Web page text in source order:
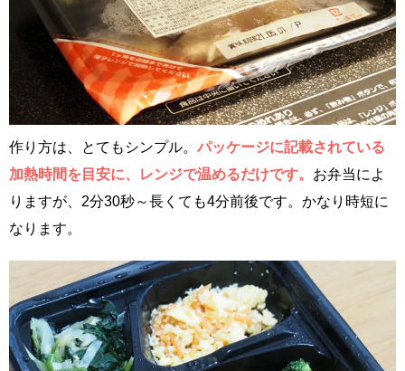
作り方は、とてもシンプル。 パッケージに記載されている
加熱時間を目安に、レンジで温めるだけです。 お弁当によ
りますが、2分30秒～長くても4分前後です。かなり時短に
なります。